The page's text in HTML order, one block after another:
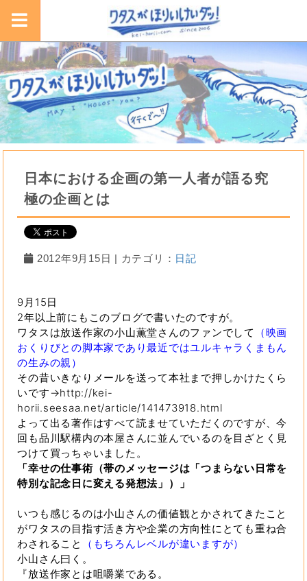
日本における企画の第一人者が語る究
極の企画とは
2012年9月15日 | カテゴリ： 日記
9月15日
2年以上前にもこのブログで書いたのですが。
ワタスは放送作家の小山薫堂さんのファンでして
（映画
おくりびとの脚本家であり最近ではユルキャラくまもん
の生みの親）
その昔いきなりメールを送って本社まで押しかけたくら
いです→http://kei-
horii.seesaa.net/article/141473918.html
よって出る著作はすべて読ませていただくのですが、今
回も品川駅構内の本屋さんに並んでいるのを目ざとく見
つけて買っちゃいました。
「幸せの仕事術（帯のメッセージは「つまらない日常を
特別な記念日に変える発想法」）」
いつも感じるのは小山さんの価値観とかされてきたこと
がワタスの目指す活き方や企業の方向性にとても重ね合
わされること
（もちろんレベルが違いますが）
小山さん曰く。
『放送作家とは咀嚼業である。